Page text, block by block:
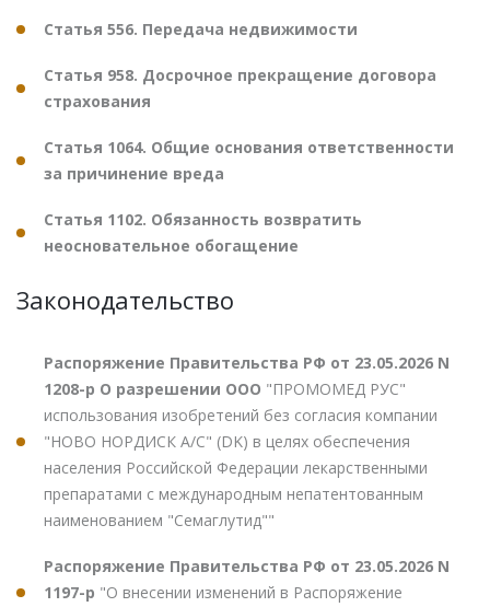
Статья 556. Передача недвижимости
Статья 958. Досрочное прекращение договора
страхования
Статья 1064. Общие основания ответственности
за причинение вреда
Статья 1102. Обязанность возвратить
неосновательное обогащение
Законодательство
Распоряжение Правительства РФ от 23.05.2026 N
1208-р О разрешении ООО "ПРОМОМЕД РУС"
использования изобретений без согласия компании
"НОВО НОРДИСК А/С" (DK) в целях обеспечения
населения Российской Федерации лекарственными
препаратами с международным непатентованным
наименованием "Семаглутид""
Распоряжение Правительства РФ от 23.05.2026 N
1197-р "О внесении изменений в Распоряжение